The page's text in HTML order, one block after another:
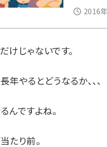
2016
けじゃないです。
年やるとどうなるか、、、
んですよね。
たり前。